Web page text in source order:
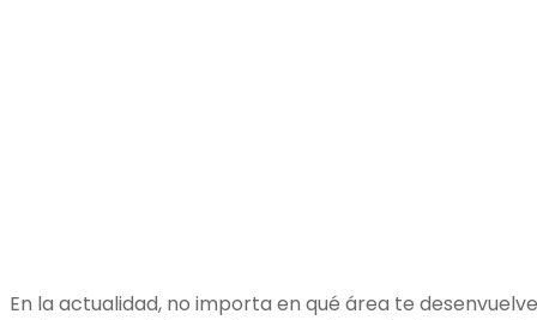
En la actualidad, no importa en qué área te